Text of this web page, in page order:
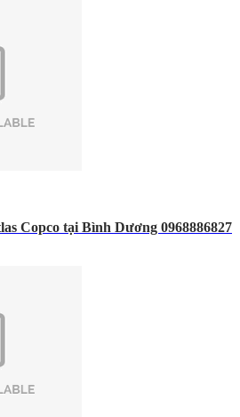
Copco tại Bình Dương 0968886827